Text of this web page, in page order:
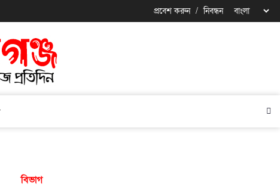
প্রবেশ করুন / নিবন্ধন
বিভাগ